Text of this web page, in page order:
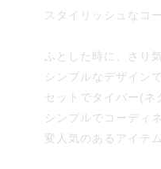
スタイリッシュなコ
ふとした時に、さり
シンプルなデザイン
セットでタイバー(ネ
シンプルでコーディ
変人気のあるアイテム